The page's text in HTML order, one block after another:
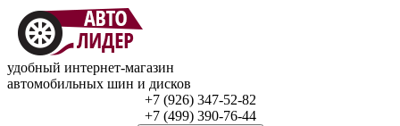
удобный интернет-магазин
автомобильных шин и дисков
+7 (926) 347-52-82
+7 (499) 390-76-44